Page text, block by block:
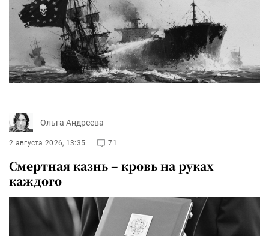
Ольга Андреева
2 августа 2026, 13:35 71
Смертная казнь – кровь на руках
каждого